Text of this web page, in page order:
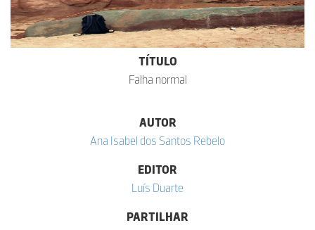
TÍTULO
Falha normal
AUTOR
Ana Isabel dos Santos Rebelo
EDITOR
Luís Duarte
PARTILHAR